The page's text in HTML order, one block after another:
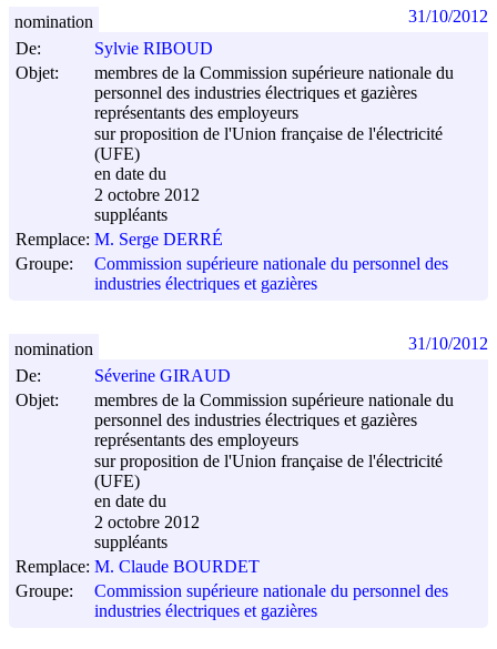
De:
Sylvie RIBOUD
Objet:
membres de la Commission supérieure nationale du
personnel des industries électriques et gazières
représentants des employeurs
sur proposition de l'Union française de l'électricité
(UFE)
en date du
2 octobre 2012
suppléants
Remplace: M. Serge DERRÉ
Groupe:
Commission supérieure nationale du personnel des
industries électriques et gazières
nomination 31/10/2012
De:
Séverine GIRAUD
Objet:
membres de la Commission supérieure nationale du
personnel des industries électriques et gazières
représentants des employeurs
sur proposition de l'Union française de l'électricité
(UFE)
en date du
2 octobre 2012
suppléants
Remplace: M. Claude BOURDET
Groupe:
Commission supérieure nationale du personnel des
industries électriques et gazières
nomination 31/10/2012